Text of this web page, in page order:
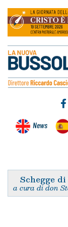
News
Schegge
a cura di don